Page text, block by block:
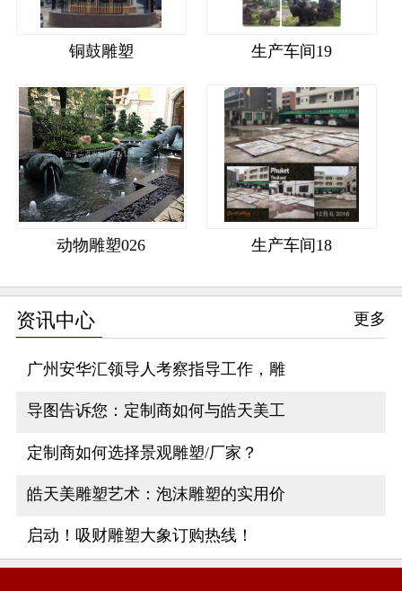
铜鼓雕塑 生产车间19
动物雕塑026 生产车间18
资讯中心 更多
广州安华汇领导人考察指导工作，雕
导图告诉您：定制商如何与皓天美工
定制商如何选择景观雕塑/厂家？
皓天美雕塑艺术：泡沫雕塑的实用价
启动！吸财雕塑大象订购热线！